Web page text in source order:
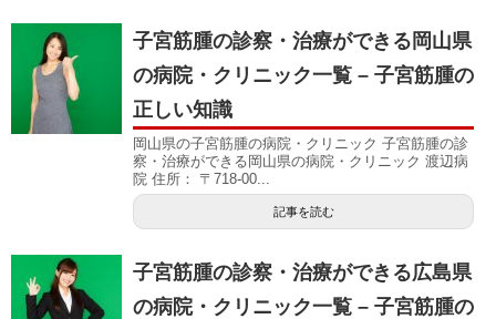
子宮筋腫の診察・治療ができる岡山県
の病院・クリニック一覧 – 子宮筋腫の
正しい知識
岡山県の子宮筋腫の病院・クリニック 子宮筋腫の診
察・治療ができる岡山県の病院・クリニック 渡辺病
院 住所： 〒718-00...
記事を読む
子宮筋腫の診察・治療ができる広島県
の病院・クリニック一覧 – 子宮筋腫の